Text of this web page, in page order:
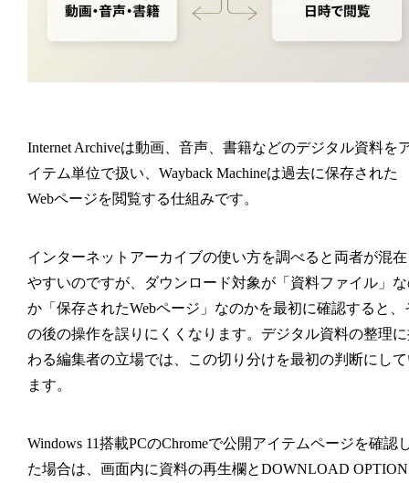
Internet Archiveは動画、音声、書籍などのデジタル資料を
イテム単位で扱い、Wayback Machineは過去に保存された
Webページを閲覧する仕組みです。
インターネットアーカイブの使い方を調べると両者が混
やすいのですが、ダウンロード対象が「資料ファイル」
か「保存されたWebページ」なのかを最初に確認すると、
の後の操作を誤りにくくなります。デジタル資料の整理
わる編集者の立場では、この切り分けを最初の判断にし
ます。
Windows 11搭載PCのChromeで公開アイテムページを確認
た場合は、画面内に資料の再生欄とDOWNLOAD